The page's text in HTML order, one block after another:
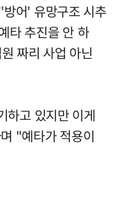
어' 유망구조 시추
타 추진을 안 하
짜리 사업 아닌
하고 있지만 이게
"예타가 적용이